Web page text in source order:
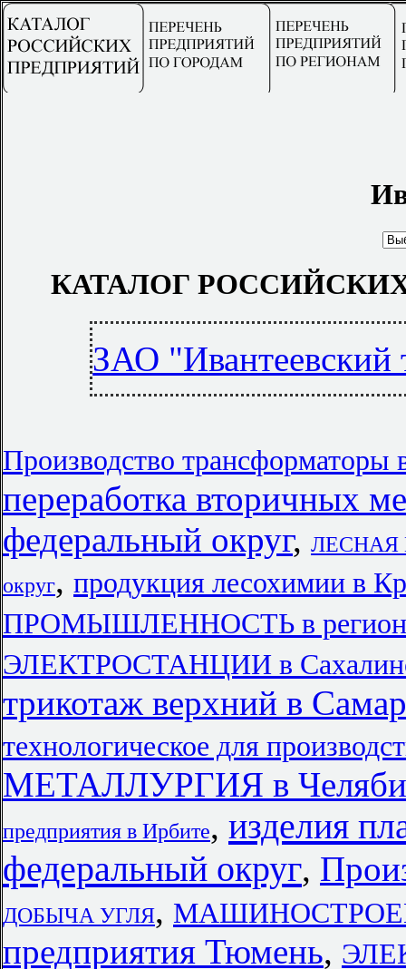
КАТАЛОГ
ЗАО "Ивантеевский
Производство трансформаторы
переработка вторичных
федеральный округ, ЛЕСНАЯ
округ, продукция лесохимии в
ПРОМЫШЛЕННОСТЬ в
ЭЛЕКТРОСТАНЦИИ в
трикотаж верхний в
технологическое для
МЕТАЛЛУРГИЯ в
предприятия в Ирбите, изделия
федеральный округ,
ДОБЫЧА УГЛЯ,
предприятия Тюмень,